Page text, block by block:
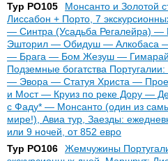
Тур PO105
Монсанто и Золотой
Лиссабон + Порто, 7
— Синтра (Усадьба Регалейра)
Эшторил — Обидуш — Алкобаса
— Брага — Бом Жезуш —
Подземные богатства
— Эвора — Статуя Христа —
и Мост — Круиз по реке Дору —
с Фаду* — Монсанто (один из
мире!), Авиа тур, Заезды:
или 9 ночей, от 852 евро
Тур PO106
Жемчужины